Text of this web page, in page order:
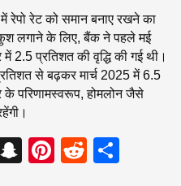
रेपो रेट को समान बनाए रखने का
लगाने के लिए, बैंक ने पहले मई
2.5 प्रतिशत की वृद्धि की गई थी।
से बढ़कर मार्च 2025 में 6.5
के परिणामस्वरूप, होमलोन जैसे
S
S
Pi
R